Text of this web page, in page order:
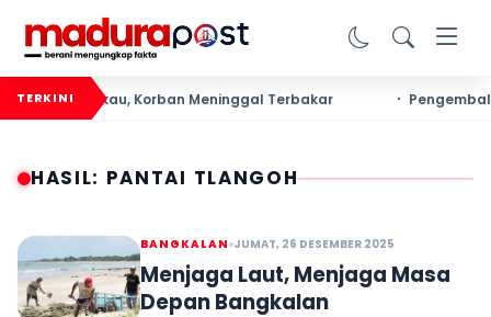
TERKINI
Tembakau, Korban Meninggal Terbakar Pengembalian
HASIL: PANTAI TLANGOH
BANGKALAN JUMAT, 26 DESEMBER 2025
Menjaga Laut, Menjaga Masa
Depan Bangkalan